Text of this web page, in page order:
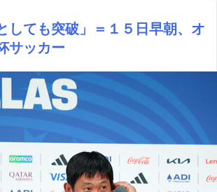
しても突破」＝１５日早朝、オ
サッカー